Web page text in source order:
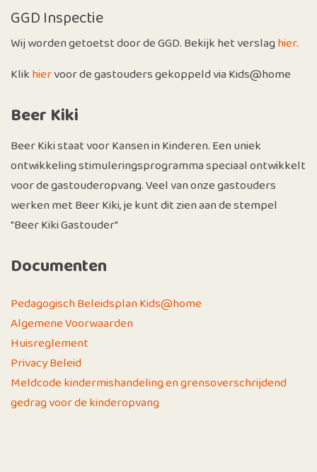
GGD Inspectie
Wij worden getoetst door de GGD. Bekijk het verslaghier.
Klikhiervoor de gastouders gekoppeld via Kids@home
Beer Kiki
Beer Kiki staat voor Kansen in Kinderen. Een uniek
ontwikkeling stimuleringsprogramma speciaal ontwikkelt
voor de gastouderopvang. Veel van onze gastouders
werken met Beer Kiki, je kunt dit zien aan de stempel
"Beer Kiki Gastouder"
Documenten
Pedagogisch Beleidsplan Kids@home
Algemene Voorwaarden
Huisreglement
Privacy Beleid
Meldcode kindermishandeling en grensoverschrijdend
gedrag voor de kinderopvang